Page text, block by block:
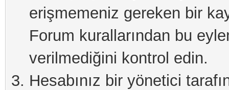
erişmemeniz gereken bir
Forum kurallarından bu
verilmediğini kontrol edin.
Hesabınız bir yönetici